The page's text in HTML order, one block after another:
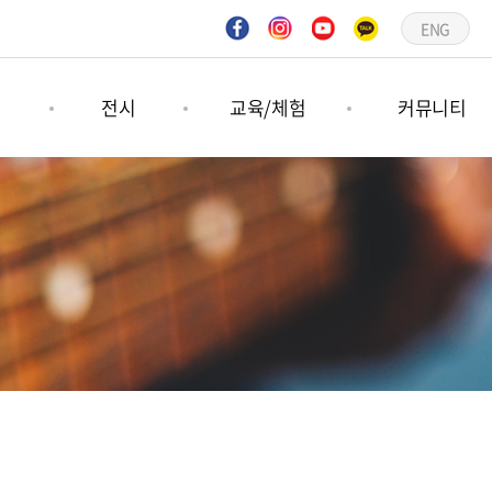
ENG
전시
기획전시
상설전시
교육/체험
숲프로그램
그림책프로그램
커뮤니티
공지사항
언론보도
갤러리
일정